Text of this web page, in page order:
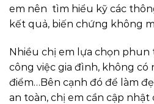
em nên tìm hiểu kỹ các
kết quả, biến chứng không
Nhiều chị em lựa chọn phun
công việc gia đình, không có
điểm…Bên cạnh đó để làm
an toàn, chị em cần cập